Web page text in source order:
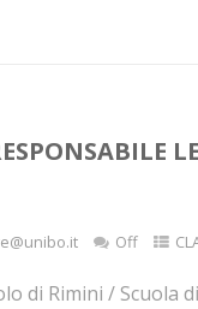
Off
di Rimini / Scuola